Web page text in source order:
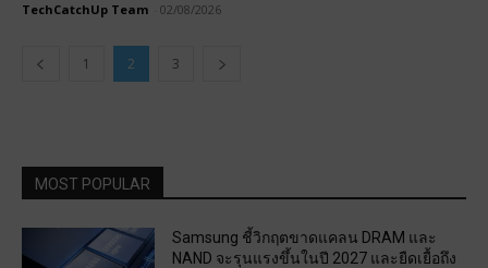
TechCatchUp Team 02/08/2026
1 2 3
MOST POPULAR
Samsung ชี้วิกฤตขาดแคลน DRAM และ
NAND จะรุนแรงขึ้นในปี 2027 และยืดเยื้อถึง